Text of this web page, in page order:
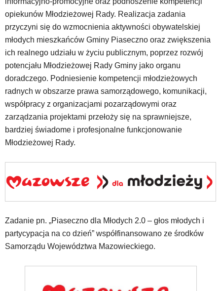
stronie
mogą
znajdować
powszechnie
używane
elementy
wideo
portalu
YouTube
oraz
mapy
Maps
formie
ramek.
obsługiwane
są
za
pomocą
opiekunów Młodzieżowej Rady. Realizacja zadania
przyczyni się do wzmocnienia aktywności obywatelskiej
młodych mieszkańców Gminy Piaseczno oraz zwiększenia
ich realnego udziału w życiu publicznym, poprzez rozwój
potencjału Młodzieżowej Rady Gminy jako organu
doradczego. Podniesienie kompetencji młodzieżowych
radnych w obszarze prawa samorządowego, komunikacji,
współpracy z organizacjami pozarządowymi oraz
zarządzania projektami przełoży się na sprawniejsze,
bardziej świadome i profesjonalne funkcjonowanie
Młodzieżowej Rady.
Zadanie pn. „Piaseczno dla Młodych 2.0 – głos młodych i
partycypacja na co dzień” współfinansowano ze środków
Samorządu Województwa Mazowieckiego.